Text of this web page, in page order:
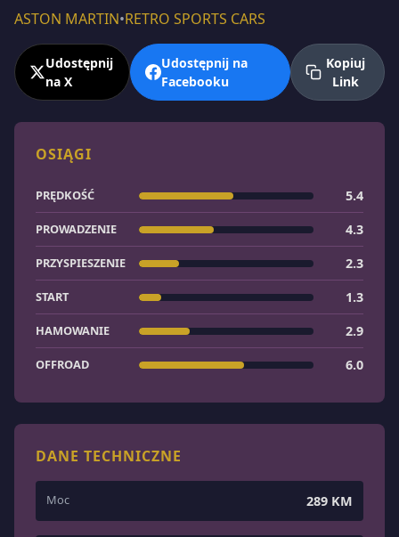
ASTON MARTIN•RETRO SPORTS CARS
Udostępnij
na X
Udostępnij na
Facebooku
Kopiuj
Link
OSIĄGI
PRĘDKOŚĆ 5.4
PROWADZENIE 4.3
PRZYSPIESZENIE 2.3
START 1.3
HAMOWANIE 2.9
OFFROAD 6.0
DANE TECHNICZNE
Moc 289 KM